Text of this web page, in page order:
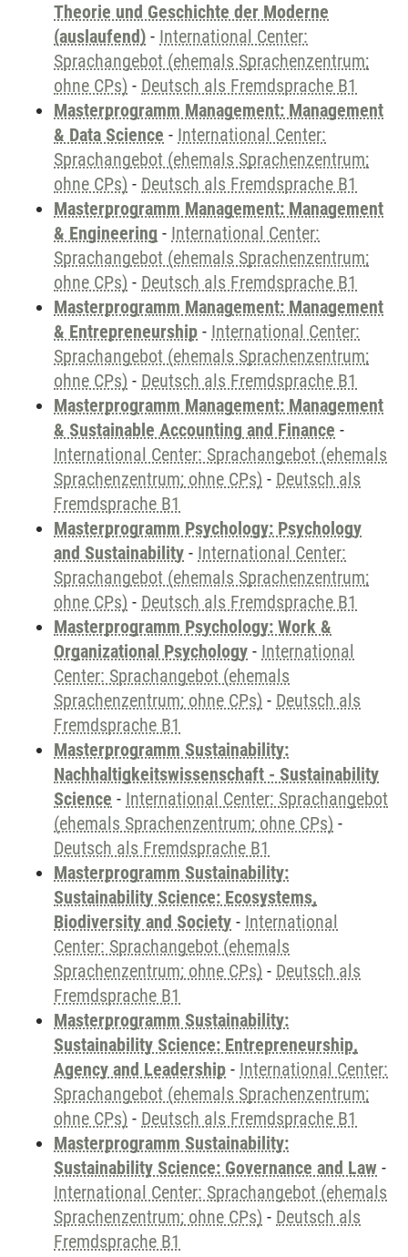
Theorie und Geschichte der Moderne
(auslaufend) - International Center:
Sprachangebot (ehemals Sprachenzentrum;
ohne CPs) - Deutsch als Fremdsprache B1
Masterprogramm Management: Management
& Data Science - International Center:
Sprachangebot (ehemals Sprachenzentrum;
ohne CPs) - Deutsch als Fremdsprache B1
Masterprogramm Management: Management
& Engineering - International Center:
Sprachangebot (ehemals Sprachenzentrum;
ohne CPs) - Deutsch als Fremdsprache B1
Masterprogramm Management: Management
& Entrepreneurship - International Center:
Sprachangebot (ehemals Sprachenzentrum;
ohne CPs) - Deutsch als Fremdsprache B1
Masterprogramm Management: Management
& Sustainable Accounting and Finance -
International Center: Sprachangebot (ehemals
Sprachenzentrum; ohne CPs) - Deutsch als
Fremdsprache B1
Masterprogramm Psychology: Psychology
and Sustainability - International Center:
Sprachangebot (ehemals Sprachenzentrum;
ohne CPs) - Deutsch als Fremdsprache B1
Masterprogramm Psychology: Work &
Organizational Psychology - International
Center: Sprachangebot (ehemals
Sprachenzentrum; ohne CPs) - Deutsch als
Fremdsprache B1
Masterprogramm Sustainability:
Nachhaltigkeitswissenschaft - Sustainability
Science - International Center: Sprachangebot
(ehemals Sprachenzentrum; ohne CPs) -
Deutsch als Fremdsprache B1
Masterprogramm Sustainability:
Sustainability Science: Ecosystems,
Biodiversity and Society - International
Center: Sprachangebot (ehemals
Sprachenzentrum; ohne CPs) - Deutsch als
Fremdsprache B1
Masterprogramm Sustainability:
Sustainability Science: Entrepreneurship,
Agency and Leadership - International Center:
Sprachangebot (ehemals Sprachenzentrum;
ohne CPs) - Deutsch als Fremdsprache B1
Masterprogramm Sustainability:
Sustainability Science: Governance and Law -
International Center: Sprachangebot (ehemals
Sprachenzentrum; ohne CPs) - Deutsch als
Fremdsprache B1